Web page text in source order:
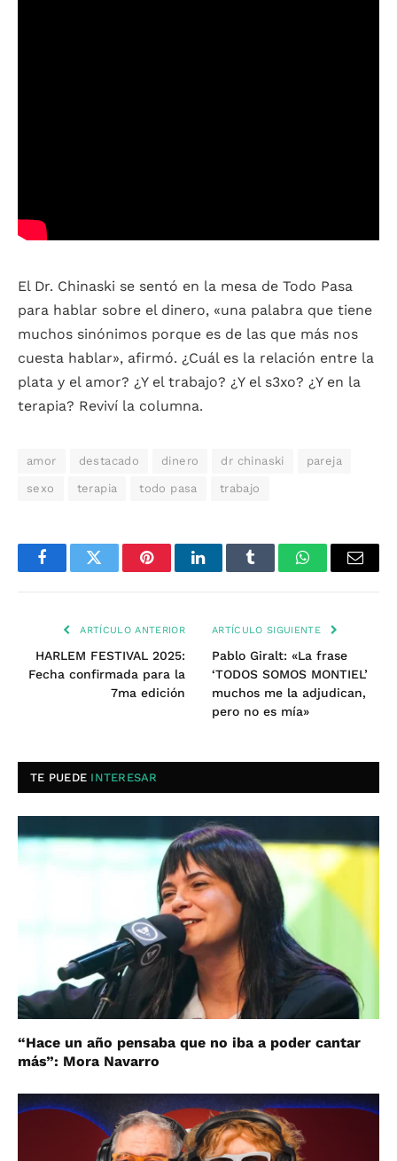
El Dr. Chinaski se sentó en la mesa de Todo Pasa
para hablar sobre el dinero, «una palabra que tiene
muchos sinónimos porque es de las que más nos
cuesta hablar», afirmó. ¿Cuál es la relación entre la
plata y el amor? ¿Y el trabajo? ¿Y el s3xo? ¿Y en la
terapia? Reviví la columna.
amor destacado dinero dr chinaski pareja
sexo terapia todo pasa trabajo
FacebookTwitter PinterestLinkedInTumblr WhatsAppEmail
ARTÍCULO ANTERIOR
HARLEM FESTIVAL 2025:
Fecha confirmada para la
7ma edición
ARTÍCULO SIGUIENTE
Pablo Giralt: «La frase
‘TODOS SOMOS MONTIEL’
muchos me la adjudican,
pero no es mía»
TE PUEDE INTERESAR
“Hace un año pensaba que no iba a poder cantar
más”: Mora Navarro